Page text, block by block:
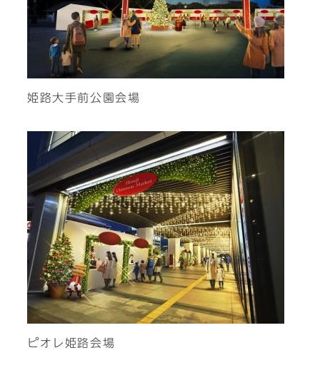
姫路大手前公園会場
ピオレ姫路会場